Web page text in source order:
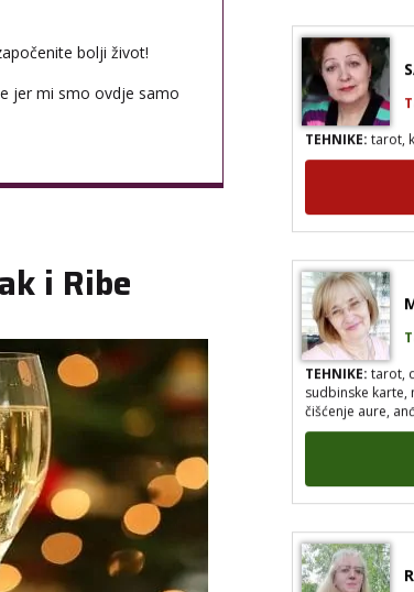
bolji život!
jer mi smo ovdje samo
i Ribe
TEHNIKE:tarot,
TEHNIKE:tarot,
sudbinske karte,
čišćenje aure,